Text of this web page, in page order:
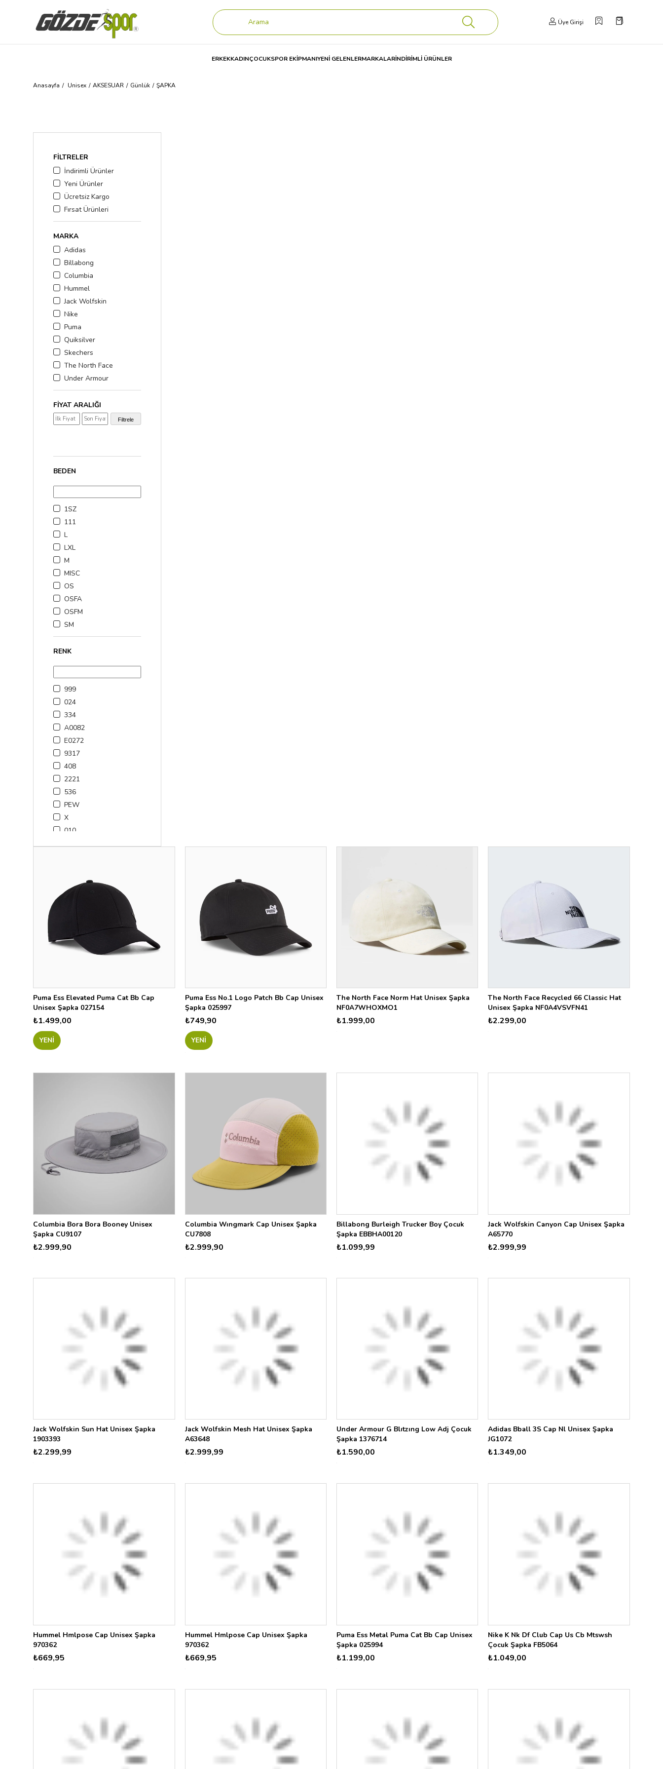
Üye Girişi
ERKEKKADINÇOCUKSPOR EKİPMANIYENİ GELENLERMARKALARİNDİRİMLİ ÜRÜNLER
Anasayfa Unisex AKSESUAR Günlük ŞAPKA
FILTRELER
İndirimli Ürünler
Yeni Ürünler
Ücretsiz Kargo
Fırsat Ürünleri
MARKA
Adidas
Billabong
Columbia
Hummel
Jack Wolfskin
Nike
Puma
Quiksilver
Skechers
The North Face
Under Armour
FIYAT ARALIĞI
Filtrele
BEDEN
1SZ
111
L
LXL
M
MISC
OS
OSFA
OSFM
SM
RENK
999
024
334
A0082
E0272
9317
408
2221
536
PEW
X
010
01
Puma Ess Elevated Puma Cat Bb Cap
Unisex Şapka 027154
₺1.499,00
YENI
Puma Ess No.1 Logo Patch Bb Cap Unisex
Şapka 025997
₺749,90
YENI
The North Face Norm Hat Unisex Şapka
NF0A7WHOXMO1
₺1.999,00
The North Face Recycled 66 Classic Hat
Unisex Şapka NF0A4VSVFN41
₺2.299,00
Columbia Bora Bora Booney Unisex
Şapka CU9107
₺2.999,90
Columbia Wıngmark Cap Unisex Şapka
CU7808
₺2.999,90
Billabong Burleigh Trucker Boy Çocuk
Şapka EBBHA00120
₺1.099,99
Jack Wolfskin Canyon Cap Unisex Şapka
A65770
₺2.999,99
Jack Wolfskin Sun Hat Unisex Şapka
1903393
₺2.299,99
Jack Wolfskin Mesh Hat Unisex Şapka
A63648
₺2.999,99
Under Armour G Blıtzıng Low Adj Çocuk
Şapka 1376714
₺1.590,00
Adidas Bball 3S Cap Nl Unisex Şapka
JG1072
₺1.349,00
Hummel Hmlpose Cap Unisex Şapka
970362
₺669,95
Hummel Hmlpose Cap Unisex Şapka
970362
₺669,95
Puma Ess Metal Puma Cat Bb Cap Unisex
Şapka 025994
₺1.199,00
Nike K Nk Df Club Cap Us Cb Mtswsh
Çocuk Şapka FB5064
₺1.049,00